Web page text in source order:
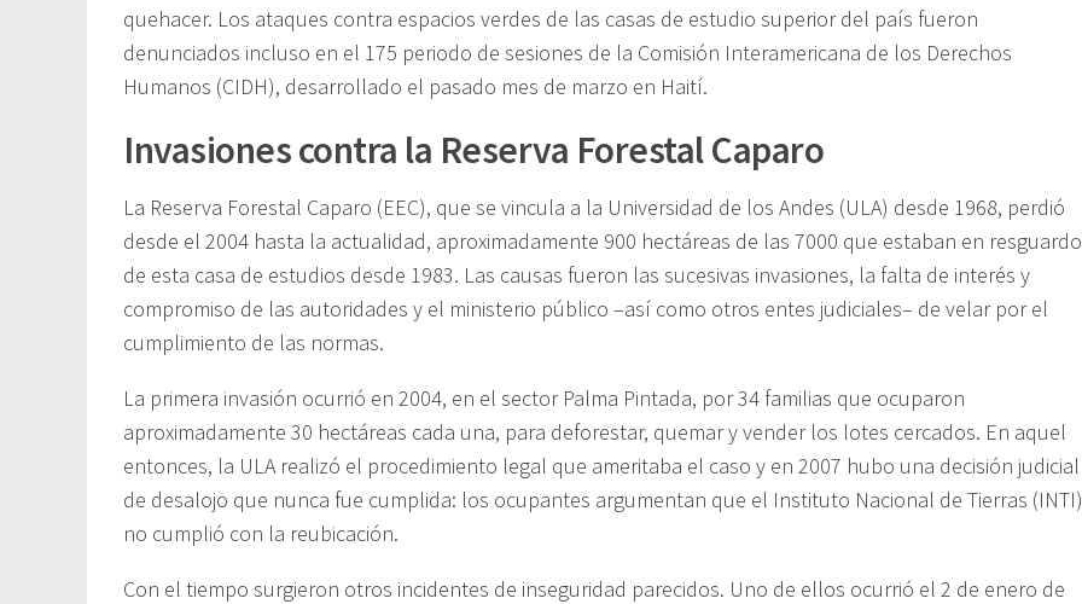
quehacer. Los ataques contra espacios verdes de las casas de estudio superior del país fueron
denunciados incluso en el 175 periodo de sesiones de la Comisión Interamericana de los Derechos
Humanos (CIDH), desarrollado el pasado mes de marzo en Haití.
Invasiones contra la Reserva Forestal Caparo
La Reserva Forestal Caparo (EEC), que se vincula a la Universidad de los Andes (ULA) desde 1968, perdió
desde el 2004 hasta la actualidad, aproximadamente 900 hectáreas de las 7000 que estaban en resguardo
de esta casa de estudios desde 1983. Las causas fueron las sucesivas invasiones, la falta de interés y
compromiso de las autoridades y el ministerio público –así como otros entes judiciales– de velar por el
cumplimiento de las normas.
La primera invasión ocurrió en 2004, en el sector Palma Pintada, por 34 familias que ocuparon
aproximadamente 30 hectáreas cada una, para deforestar, quemar y vender los lotes cercados. En aquel
entonces, la ULA realizó el procedimiento legal que ameritaba el caso y en 2007 hubo una decisión judicial
de desalojo que nunca fue cumplida: los ocupantes argumentan que el Instituto Nacional de Tierras (INTI)
no cumplió con la reubicación.
Con el tiempo surgieron otros incidentes de inseguridad parecidos. Uno de ellos ocurrió el 2 de enero de